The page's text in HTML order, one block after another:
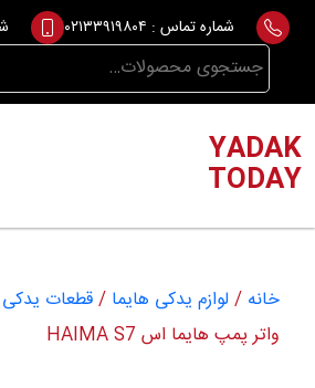
Skip
content
شماره تماس : ۰۲۱۳۳۹۱۹۸۰۴
جستجو
برای:
YADAK
TODAY
خانه / لوازم یدکی هایما /قطعات یدکی Haima S7
واتر پمپ هایما اس HAIMA S7